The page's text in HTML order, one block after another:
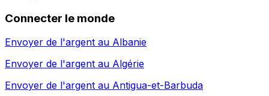
Connecter le monde
Envoyer de l'argent au Albanie
Envoyer de l'argent au Algérie
Envoyer de l'argent au Antigua-et-Barbuda